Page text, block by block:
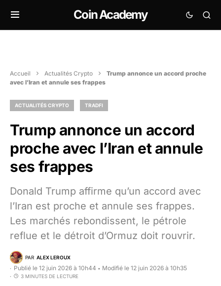
Coin Academy
Accueil Actualités Crypto
Trump annonce un accord proche
avec l’Iran et annule ses frappes
ACTUALITÉS CRYPTO TRADFI
Trump annonce un accord
proche avec l’Iran et annule
ses frappes
Donald Trump affirme qu’un accord avec
l’Iran est proche et annule ses frappes.
Les marchés rebondissent, le pétrole
reflue et le détroit d’Ormuz doit rouvrir.
PAR ALEX LEROUX
Publié le 12 juin 2026 à 10h44 • Modifié le 12 juin 2026 à 10h35
3 MINUTES DE LECTURE